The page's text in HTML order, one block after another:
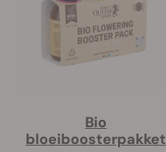
Bio
bloeiboosterpakket